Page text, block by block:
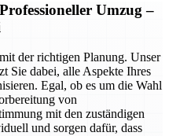
Umzug –
der richtigen Planung. Unser
Sie dabei, alle Aspekte Ihres
Egal, ob es um die Wahl
von
mit den zuständigen
und sorgen dafür, dass